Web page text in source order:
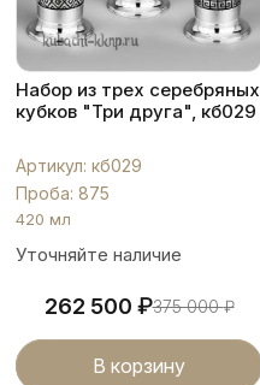
Набор из трех серебряных
кубков "Три друга", кб029
Артикул: кб029
Проба: 875
420 мл
Уточняйте наличие
262 500 ₽375 000₽
В корзину